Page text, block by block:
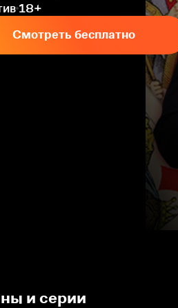
18+
Смотреть бесплатно
и серии